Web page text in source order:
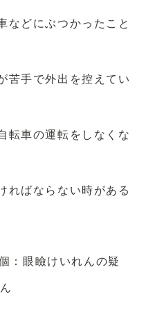
などにぶつかったこと
苦手で外出を控えてい
転車の運転をしなくな
ればならない時がある
：眼瞼けいれんの疑